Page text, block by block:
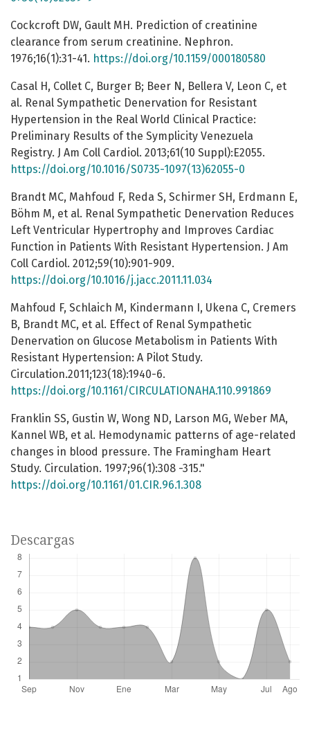
Cockcroft DW, Gault MH. Prediction of creatinine
clearance from serum creatinine. Nephron.
1976;16(1):31-41. https://doi.org/10.1159/000180580
Casal H, Collet C, Burger B; Beer N, Bellera V, Leon C, et
al. Renal Sympathetic Denervation for Resistant
Hypertension in the Real World Clinical Practice:
Preliminary Results of the Symplicity Venezuela
Registry. J Am Coll Cardiol. 2013;61(10 Suppl):E2055.
https://doi.org/10.1016/S0735-1097(13)62055-0
Brandt MC, Mahfoud F, Reda S, Schirmer SH, Erdmann E,
Böhm M, et al. Renal Sympathetic Denervation Reduces
Left Ventricular Hypertrophy and Improves Cardiac
Function in Patients With Resistant Hypertension. J Am
Coll Cardiol. 2012;59(10):901-909.
https://doi.org/10.1016/j.jacc.2011.11.034
Mahfoud F, Schlaich M, Kindermann I, Ukena C, Cremers
B, Brandt MC, et al. Effect of Renal Sympathetic
Denervation on Glucose Metabolism in Patients With
Resistant Hypertension: A Pilot Study.
Circulation.2011;123(18):1940-6.
https://doi.org/10.1161/CIRCULATIONAHA.110.991869
Franklin SS, Gustin W, Wong ND, Larson MG, Weber MA,
Kannel WB, et al. Hemodynamic patterns of age-related
changes in blood pressure. The Framingham Heart
Study. Circulation. 1997;96(1):308 -315."
https://doi.org/10.1161/01.CIR.96.1.308
Descargas